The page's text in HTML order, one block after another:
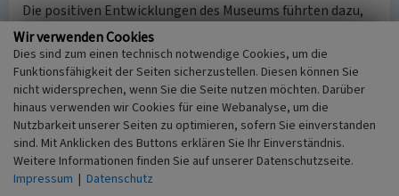
Die positiven Entwicklungen des Museums führten dazu,
dass es zusammen mit dem kreiseigenen
Landschaftsmuseum Hachenburg in eine privatrechtliche
GmbH überführt wurde. Die Museen im Westerwald GmbH
wurde im Jahr 2000 gegründet. Sie ist seither für den
Betrieb verantwortlich, während der Westerwaldkreis als
Eigentümer die finanzielle Organisation übernimmt.
2000er Jahre
Im Jahr 2007 wurde das Keramikmuseum um einen Anbau
Wir verwenden Cookies
Dies sind zum einen technisch notwendige Cookies, um die
Funktionsfähigkeit der Seiten sicherzustellen. Diesen können Sie
nicht widersprechen, wenn Sie die Seite nutzen möchten. Darüber
hinaus verwenden wir Cookies für eine Webanalyse, um die
Nutzbarkeit unserer Seiten zu optimieren, sofern Sie einverstanden
sind. Mit Anklicken des Buttons erklären Sie Ihr Einverständnis.
Weitere Informationen finden Sie auf unserer Datenschutzseite.
Impressum | Datenschutz